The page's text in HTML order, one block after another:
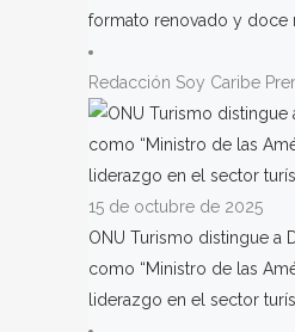
formato renovado y doce
Redacción Soy Caribe
15 de octubre de 2025
ONU Turismo distingue a
como “Ministro de las
liderazgo en el sector